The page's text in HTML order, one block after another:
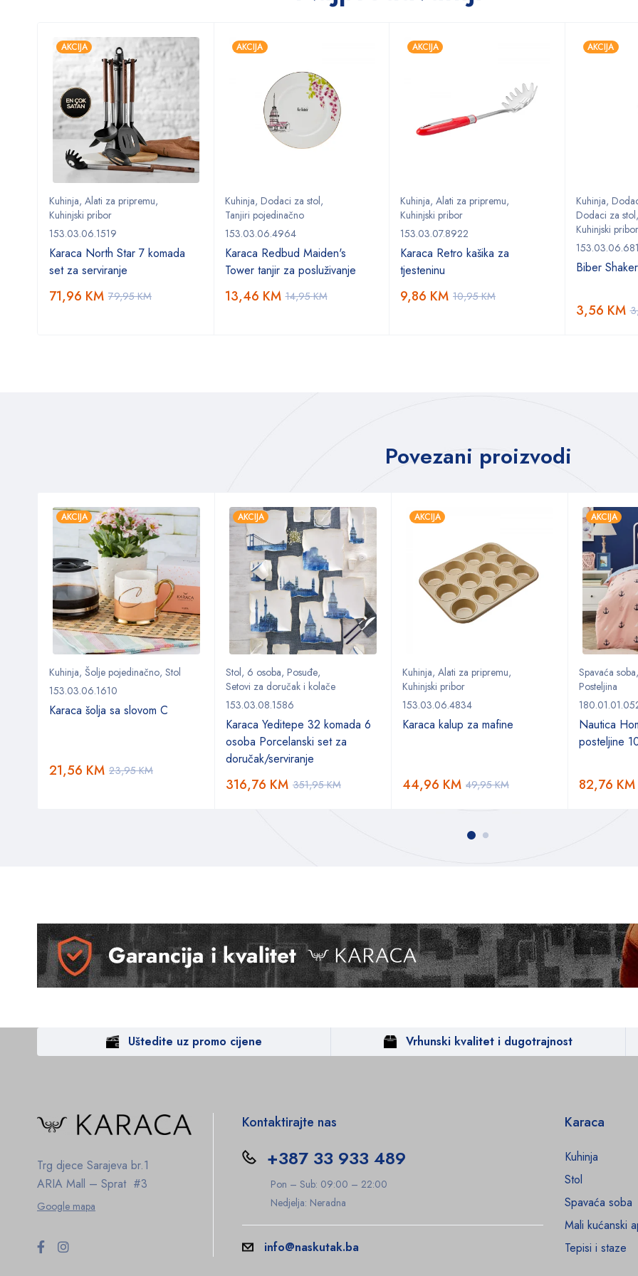
AKCIJA
Kuhinja, Alati za pripremu,
Kuhinjski pribor
153.03.06.1519
Karaca North Star 7 komada
set za serviranje
79,95KM
71,96 KM
AKCIJA
Kuhinja, Dodaci za stol,
Tanjiri pojedinačno
153.03.06.4964
Karaca Redbud Maiden's
Tower tanjir za posluživanje
14,95KM
13,46 KM
AKCIJA
Kuhinja, Alati za pripremu,
Kuhinjski pribor
153.03.07.8922
Karaca Retro kašika za
tjesteninu
10,95KM
9,86 KM
AKCIJA
Kuhinja,
Dodaci za stol,
Kuhinjski pribor
Biber
3,56 KM
Povezani proizvodi
AKCIJA
Kuhinja, Šolje pojedinačno, Stol
153.03.06.1610
Karaca šolja sa slovom C
23,95KM
21,56 KM
AKCIJA
Stol, 6 osoba, Posuđe,
Setovi za doručak i kolače
153.03.08.1586
Karaca Yeditepe 32 komada 6
osoba Porcelanski set za
doručak/serviranje
351,95KM
316,76 KM
AKCIJA
Kuhinja, Alati za pripremu,
Kuhinjski pribor
153.03.06.4834
Karaca kalup za mafine
49,95KM
44,96 KM
AKCIJA
Spavaća soba,
Posteljina
Nautica
posteljine
82,76 KM
Uštedite uz promo cijene Vrhunski kvalitet i dugotrajnost
Trg djece Sarajeva br.1
ARIA Mall – Sprat #3
Google mapa
Kontaktirajte nas
+387 33 933 489
Pon – Sub: 09:00 – 22:00
Nedjelja: Neradna
info@naskutak.ba
Karaca
Kuhinja
Stol
Spavaća soba
Mali kućanski
Tepisi i staze